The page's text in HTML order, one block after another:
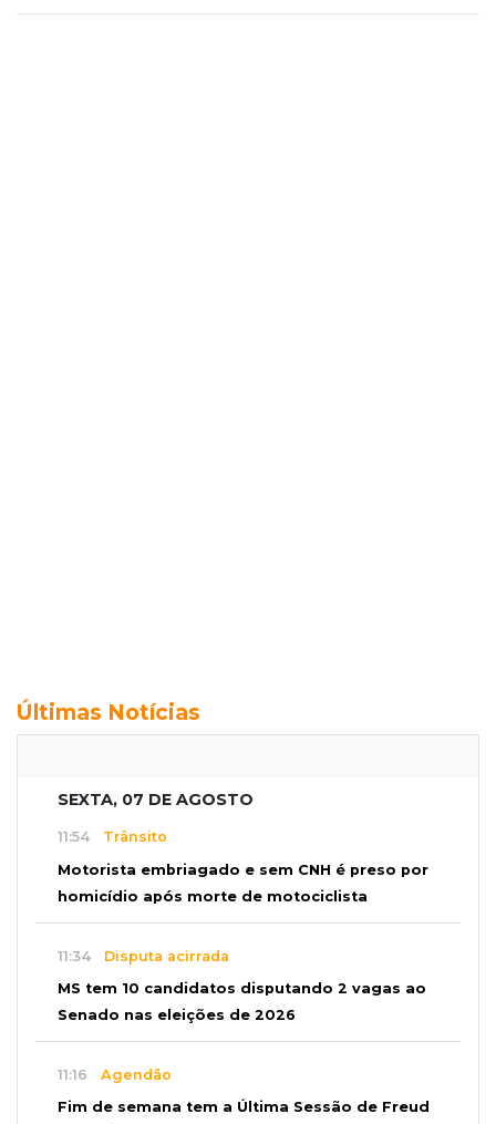
Últimas Notícias
SEXTA, 07 DE AGOSTO
11:54 Trânsito
Motorista embriagado e sem CNH é preso por
homicídio após morte de motociclista
11:34 Disputa acirrada
MS tem 10 candidatos disputando 2 vagas ao
Senado nas eleições de 2026
11:16 Agendão
Fim de semana tem a Última Sessão de Freud